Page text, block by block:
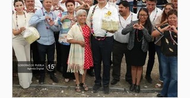
Unidos. Durante la
conferencia matutina en
Palacio Nacional, el
funcionario informó que en
el país únicamente se han
confirmado 33 casos de esta
enferme